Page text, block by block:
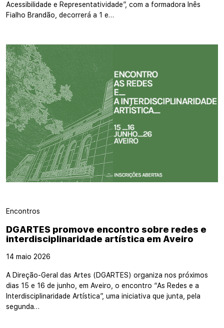
Acessibilidade e Representatividade”, com a formadora Inês
Fialho Brandão, decorrerá a 1 e…
Encontros
DGARTES promove encontro sobre redes e
interdisciplinaridade artística em Aveiro
14 maio 2026
A Direção-Geral das Artes (DGARTES) organiza nos próximos
dias 15 e 16 de junho, em Aveiro, o encontro “As Redes e a
Interdisciplinaridade Artística”, uma iniciativa que junta, pela
segunda…